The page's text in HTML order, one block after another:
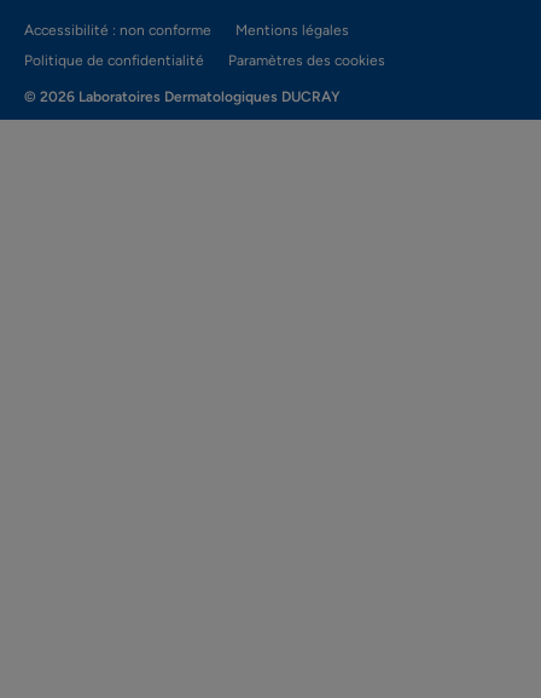
Accessibilité : non conforme
Mentions légales
Politique de confidentialité
Paramètres des cookies
© 2026 Laboratoires Dermatologiques DUCRAY